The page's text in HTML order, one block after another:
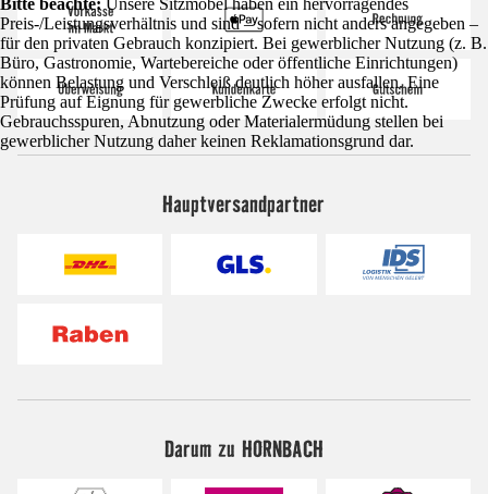
Bitte beachte: Unsere Sitzmöbel haben ein hervorragendes
Preis-/Leistungsverhältnis und sind – sofern nicht anders angegeben –
für den privaten Gebrauch konzipiert. Bei gewerblicher Nutzung (z. B.
Büro, Gastronomie, Wartebereiche oder öffentliche Einrichtungen)
können Belastung und Verschleiß deutlich höher ausfallen. Eine
Prüfung auf Eignung für gewerbliche Zwecke erfolgt nicht.
Gebrauchsspuren, Abnutzung oder Materialermüdung stellen bei
gewerblicher Nutzung daher keinen Reklamationsgrund dar.
Hauptversandpartner
Darum zu HORNBACH